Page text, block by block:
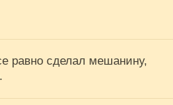
равно сделал мешанину,